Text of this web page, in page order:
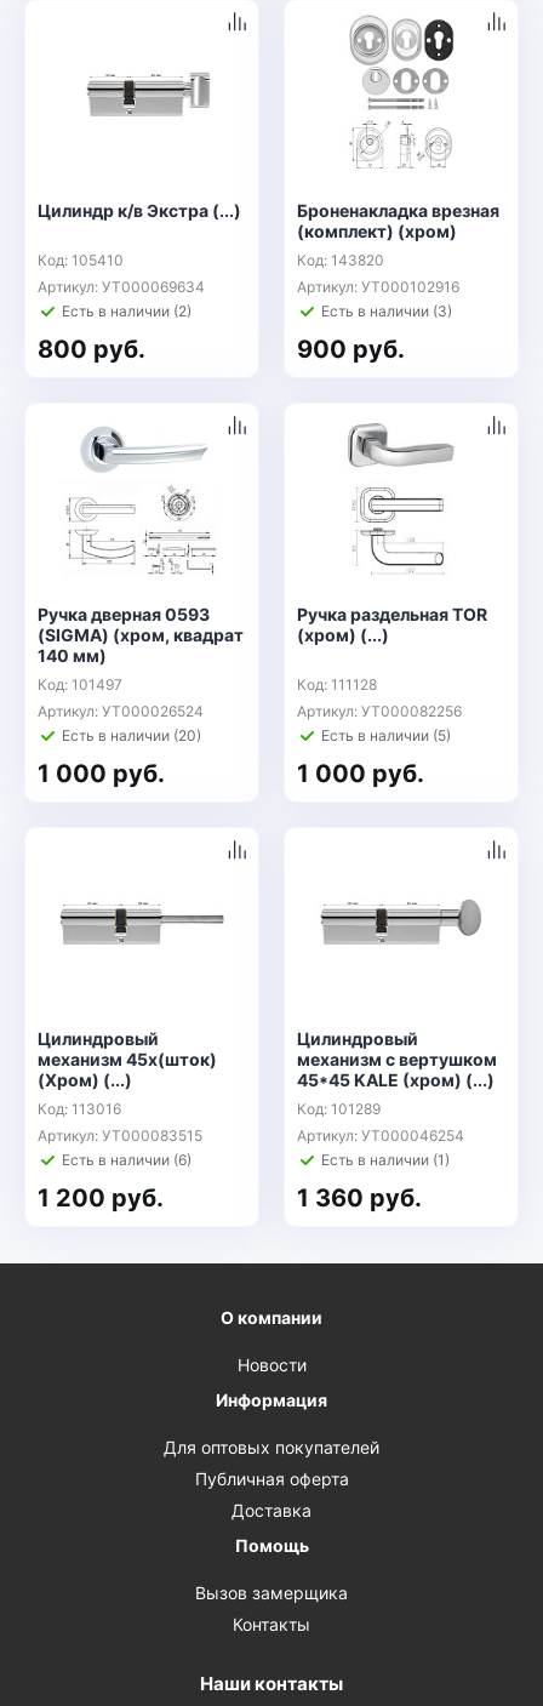
Цилиндр к/в Экстра (...)
Код: 105410
Артикул: УТ000069634
Есть в наличии (2)
800 руб.
Броненакладка врезная
(комплект) (хром)
Код: 143820
Артикул: УТ000102916
Есть в наличии (3)
900 руб.
Ручка дверная 0593
(SIGMA) (хром, квадрат
140 мм)
Код: 101497
Артикул: УТ000026524
Есть в наличии (20)
1 000 руб.
Ручка раздельная TOR
(хром) (...)
Код: 111128
Артикул: УТ000082256
Есть в наличии (5)
1 000 руб.
Цилиндровый
механизм 45х(шток)
(Хром) (...)
Код: 113016
Артикул: УТ000083515
Есть в наличии (6)
1 200 руб.
Цилиндровый
механизм с вертушком
45*45 KALE (хром) (...)
Код: 101289
Артикул: УТ000046254
Есть в наличии (1)
1 360 руб.
О компании
Новости
Информация
Для оптовых покупателей
Публичная оферта
Доставка
Помощь
Вызов замерщика
Контакты
Наши контакты